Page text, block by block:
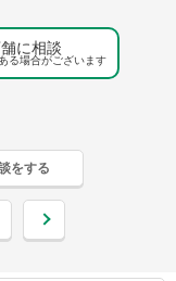
に相談
る場合がございます
をする